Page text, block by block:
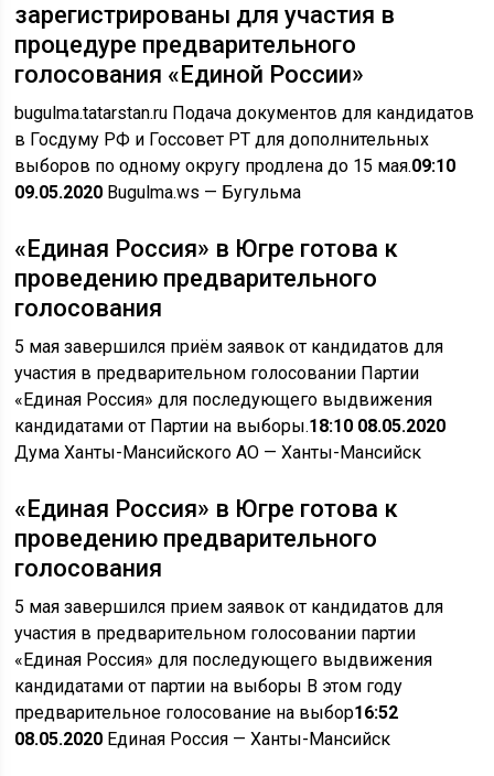
зарегистрированы для участия в
процедуре предварительного
голосования «Единой России»
bugulma.tatarstan.ru Подача документов для кандидатов
в Госдуму РФ и Госсовет РТ для дополнительных
выборов по одному округу продлена до 15 мая.09:10
09.05.2020 Bugulma.ws — Бугульма
«Единая Россия» в Югре готова к
проведению предварительного
голосования
5 мая завершился приём заявок от кандидатов для
участия в предварительном голосовании Партии
«Единая Россия» для последующего выдвижения
кандидатами от Партии на выборы.18:10 08.05.2020
Дума Ханты-Мансийского АО — Ханты-Мансийск
«Единая Россия» в Югре готова к
проведению предварительного
голосования
5 мая завершился прием заявок от кандидатов для
участия в предварительном голосовании партии
«Единая Россия» для последующего выдвижения
кандидатами от партии на выборы В этом году
предварительное голосование на выбор16:52
08.05.2020 Единая Россия — Ханты-Мансийск